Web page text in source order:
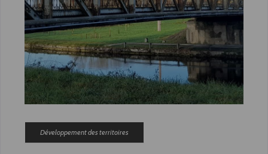
Développement des territoires